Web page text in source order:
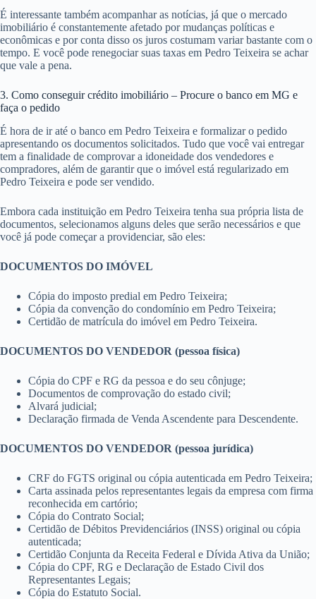
É interessante também acompanhar as notícias, já que o mercado
imobiliário é constantemente afetado por mudanças políticas e
econômicas e por conta disso os juros costumam variar bastante com o
tempo. E você pode renegociar suas taxas em Pedro Teixeira se achar
que vale a pena.
3. Como conseguir crédito imobiliário – Procure o banco em MG e
faça o pedido
É hora de ir até o banco em Pedro Teixeira e formalizar o pedido
apresentando os documentos solicitados. Tudo que você vai entregar
tem a finalidade de comprovar a idoneidade dos vendedores e
compradores, além de garantir que o imóvel está regularizado em
Pedro Teixeira e pode ser vendido.
Embora cada instituição em Pedro Teixeira tenha sua própria lista de
documentos, selecionamos alguns deles que serão necessários e que
você já pode começar a providenciar, são eles:
DOCUMENTOS DO IMÓVEL
Cópia do imposto predial em Pedro Teixeira;
Cópia da convenção do condomínio em Pedro Teixeira;
Certidão de matrícula do imóvel em Pedro Teixeira.
DOCUMENTOS DO VENDEDOR (pessoa física)
Cópia do CPF e RG da pessoa e do seu cônjuge;
Documentos de comprovação do estado civil;
Alvará judicial;
Declaração firmada de Venda Ascendente para Descendente.
DOCUMENTOS DO VENDEDOR (pessoa jurídica)
CRF do FGTS original ou cópia autenticada em Pedro Teixeira;
Carta assinada pelos representantes legais da empresa com firma
reconhecida em cartório;
Cópia do Contrato Social;
Certidão de Débitos Previdenciários (INSS) original ou cópia
autenticada;
Certidão Conjunta da Receita Federal e Dívida Ativa da União;
Cópia do CPF, RG e Declaração de Estado Civil dos
Representantes Legais;
Cópia do Estatuto Social.